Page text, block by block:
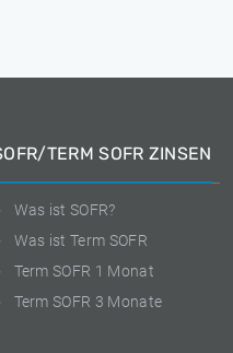
TERM SOFR ZINSEN
Was ist SOFR?
Was ist Term SOFR
Term SOFR 1 Monat
Term SOFR 3 Monate